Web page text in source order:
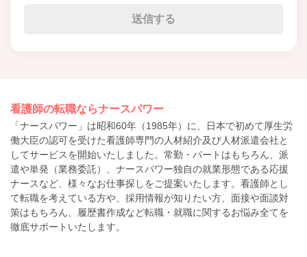
看護師の転職ならナースパワー
「ナースパワー」は昭和60年（1985年）に、日本で初めて厚生労
働大臣の認可を受けた看護師専門の人材紹介及び人材派遣会社と
してサービスを開始いたしました。常勤・パートはもちろん、派
遣や単発（業務委託）、ナースパワー独自の就業形態である応援
ナースなど、様々なお仕事探しをご提案いたします。看護師とし
て転職を考えている方や、採用情報が知りたい方、面接や面談対
策はもちろん、履歴書作成など転職・就職に関するお悩み全てを
徹底サポートいたします。